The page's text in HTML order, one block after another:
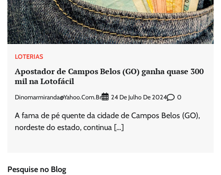
LOTERIAS
Apostador de Campos Belos (GO) ganha quase 300
mil na Lotofácil
Dinomarmiranda@yahoo.com.br 24 De Julho De 2024 0
A fama de pé quente da cidade de Campos Belos (GO),
nordeste do estado, continua […]
Pesquise no Blog